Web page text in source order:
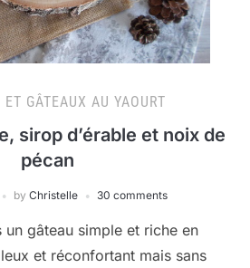
GÂTEAUX AU YAOURT
sirop d’érable et noix de
pécan
by Christelle 30 comments
un gâteau simple et riche en
et réconfortant mais sans